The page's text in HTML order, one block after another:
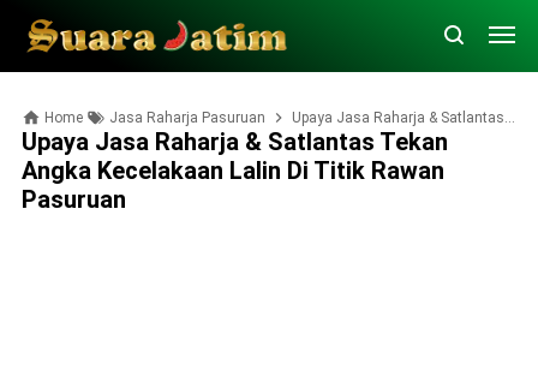
Home Jasa Raharja Pasuruan Upaya Jasa Raharja & Satlantas Tekan Angka Kecelakaan Lalin di Titik Rawan Pasuruan
Upaya Jasa Raharja & Satlantas Tekan
Angka Kecelakaan Lalin Di Titik Rawan
Pasuruan